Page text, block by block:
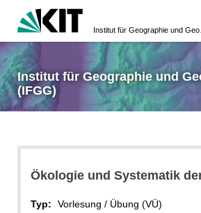
Institut für Geographie und
(IFGG)
Ökologie und Systematik
Typ:
Vorlesung / Übung (VÜ)